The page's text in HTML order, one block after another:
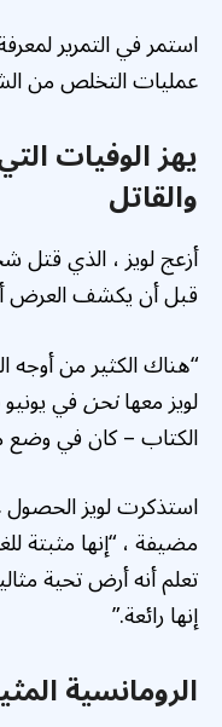
استمر في التمرير
عمليات التخلص من
يهز الوفيات
والقاتل
أزعج لويز ، الذي قتل
قبل أن يكشف العرض
“هناك الكثير من أوجه
لويز معهانحن
الكتاب – كان في وضع
استذكرت لويز
مضيفة ، “إنها مثبتة
تعلم أنه أرض تحية
إنها رائعة.”
الرومانسية